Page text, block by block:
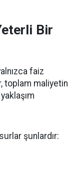
Bir
faiz
toplam maliyetin
şunlardır: